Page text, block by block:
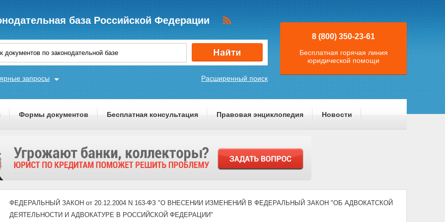
база Российской Федерации
Расширенный поиск
запросы
8 (800) 350-23-61
Бесплатная горячая линия
юридической помощи
Формы документов Бесплатная консультация Правовая энциклопедия Новости
ФЕДЕРАЛЬНЫЙ ЗАКОН от 20.12.2004 N 163-ФЗ "О ВНЕСЕНИИ ИЗМЕНЕНИЙ В ФЕДЕРАЛЬНЫЙ ЗАКОН "ОБ АДВОКАТСКОЙ
ДЕЯТЕЛЬНОСТИ И АДВОКАТУРЕ В РОССИЙСКОЙ ФЕДЕРАЦИИ"